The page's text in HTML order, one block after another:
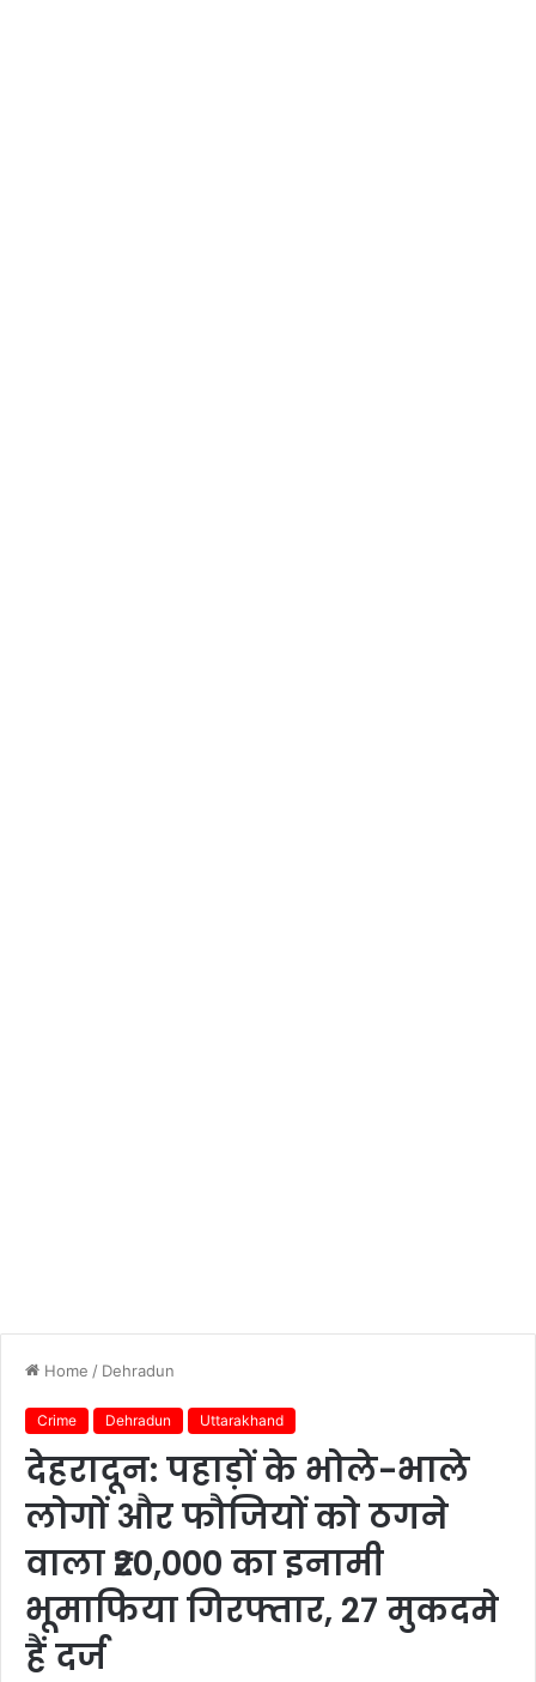
Home / Dehradun
Crime Dehradun Uttarakhand
देहरादून: पहाड़ों के भोले-भाले
लोगों और फौजियों को ठगने
वाला ₹20,000 का इनामी
भूमाफिया गिरफ्तार, 27 मुकदमे
हैं दर्ज